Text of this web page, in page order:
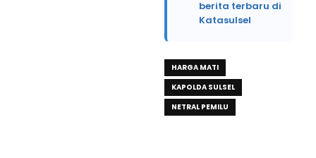
berita terbaru di
Katasulsel
HARGA MATI
KAPOLDA SULSEL
NETRAL PEMILU